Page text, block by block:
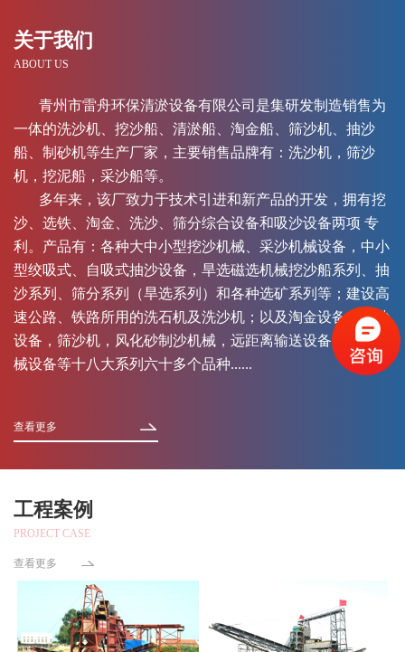
关于我们
ABOUT US
青州市雷舟环保清淤设备有限公司是集研发制造销售为
一体的洗沙机、挖沙船、清淤船、淘金船、筛沙机、抽沙
船、制砂机等生产厂家，主要销售品牌有：洗沙机，筛沙
机，挖泥船，采沙船等。
多年来，该厂致力于技术引进和新产品的开发，拥有挖
沙、选铁、淘金、洗沙、筛分综合设备和吸沙设备两项 专
利。产品有：各种大中小型挖沙机械、采沙机械设备，中小
型绞吸式、自吸式抽沙设备，旱选磁选机械挖沙船系列、抽
沙系列、筛分系列（旱选系列）和各种选矿系列等；建设高
速公路、铁路所用的洗石机及洗沙机；以及淘金设备，运沙
设备，筛沙机，风化砂制沙机械，远距离输送设备，异型机
械设备等十八大系列六十多个品种......
查看更多
工程案例
PROJECT CASE
查看更多